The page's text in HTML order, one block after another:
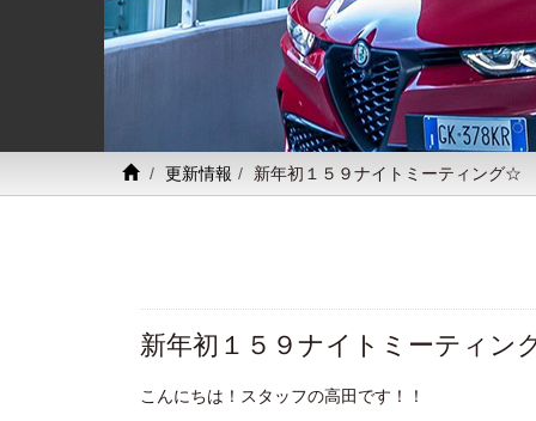
更新情報 新年初１５９ナイトミーティング☆
新年初１５９ナイトミーティン
こんにちは！スタッフの高田です！！